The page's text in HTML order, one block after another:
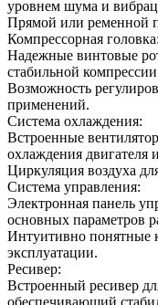
уровнем шума и
Прямой или ременной
Компрессорная головка:
Надежные винтовые
стабильной
Возможность
применений.
Система охлаждения:
Встроенные
охлаждения двигателя
Циркуляция воздуха
Система управления:
Электронная панель
основных параметров
Интуитивно понятные
эксплуатации.
Ресивер:
Встроенный ресивер
обеспечивающий